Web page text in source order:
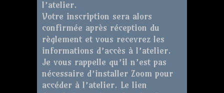
l’atelier.
Votre inscription sera alors
confirmée après réception du
règlement et vous recevrez les
informations d’accès à l’atelier.
Je vous rappelle qu’il n’est pas
nécessaire d’installer Zoom pour
accéder à l’atelier. Le lien